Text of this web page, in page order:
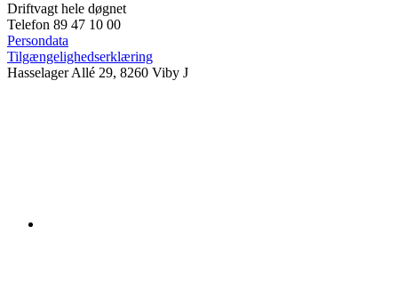
Driftvagt hele døgnet
Telefon 89 47 10 00
Persondata
Tilgængelighedserklæring
Hasselager Allé 29, 8260 Viby J